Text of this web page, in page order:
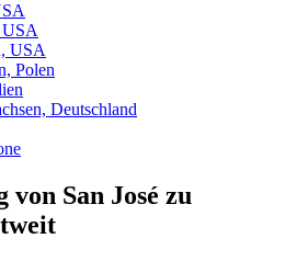
USA
USA
Polen
Deutschland
San José zu